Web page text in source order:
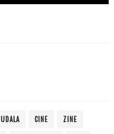
UDALA CINE ZINE